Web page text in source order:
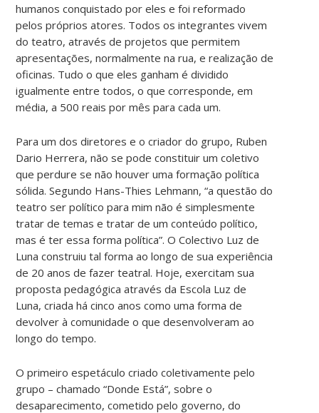
humanos conquistado por eles e foi reformado
pelos próprios atores. Todos os integrantes vivem
do teatro, através de projetos que permitem
apresentações, normalmente na rua, e realização de
oficinas. Tudo o que eles ganham é dividido
igualmente entre todos, o que corresponde, em
média, a 500 reais por mês para cada um.
Para um dos diretores e o criador do grupo, Ruben
Dario Herrera, não se pode constituir um coletivo
que perdure se não houver uma formação política
sólida. Segundo Hans-Thies Lehmann, “a questão do
teatro ser político para mim não é simplesmente
tratar de temas e tratar de um conteúdo político,
mas é ter essa forma política”. O Colectivo Luz de
Luna construiu tal forma ao longo de sua experiência
de 20 anos de fazer teatral. Hoje, exercitam sua
proposta pedagógica através da Escola Luz de
Luna, criada há cinco anos como uma forma de
devolver à comunidade o que desenvolveram ao
longo do tempo.
O primeiro espetáculo criado coletivamente pelo
grupo – chamado “Donde Está”, sobre o
desaparecimento, cometido pelo governo, do